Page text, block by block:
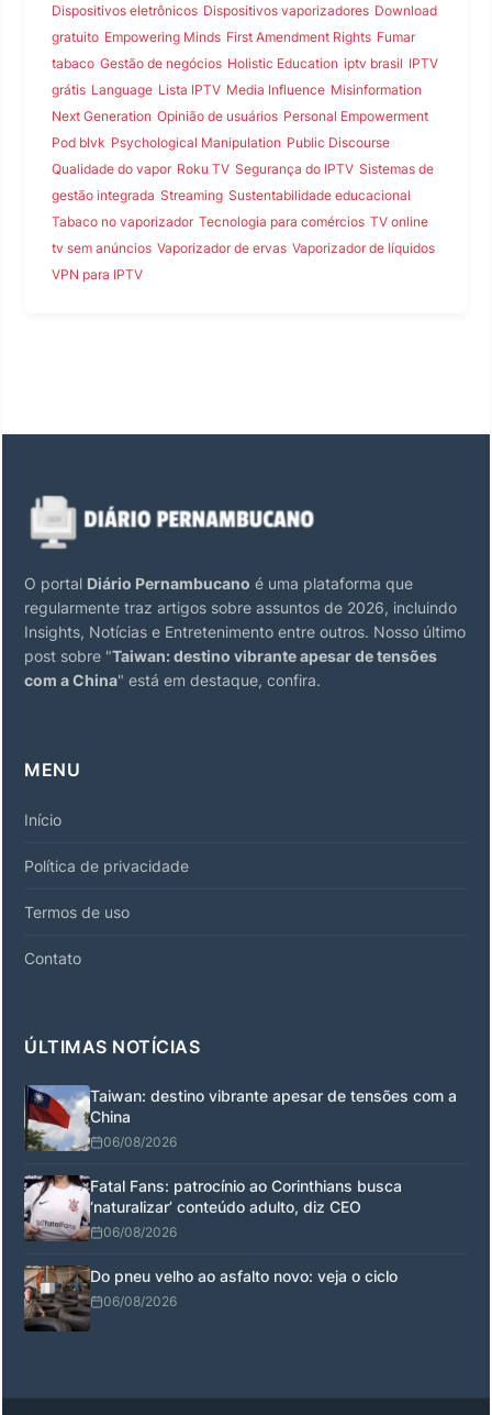
Dispositivos eletrônicos Dispositivos vaporizadores Download
gratuito Empowering Minds First Amendment Rights Fumar
tabaco Gestão de negócios Holistic Education iptv brasil IPTV
grátis Language Lista IPTV Media Influence Misinformation
Next Generation Opinião de usuários Personal Empowerment
Pod blvk Psychological Manipulation Public Discourse
Qualidade do vapor Roku TV Segurança do IPTV Sistemas de
gestão integrada Streaming Sustentabilidade educacional
Tabaco no vaporizador Tecnologia para comércios TV online
tv sem anúncios Vaporizador de ervas Vaporizador de líquidos
VPN para IPTV
O portal Diário Pernambucano é uma plataforma que
regularmente traz artigos sobre assuntos de 2026, incluindo
Insights, Notícias e Entretenimento entre outros. Nosso último
post sobre "Taiwan: destino vibrante apesar de tensões
com a China" está em destaque, confira.
MENU
Início
Política de privacidade
Termos de uso
Contato
ÚLTIMAS NOTÍCIAS
Taiwan: destino vibrante apesar de tensões com a
China
06/08/2026
Fatal Fans: patrocínio ao Corinthians busca
‘naturalizar’ conteúdo adulto, diz CEO
06/08/2026
Do pneu velho ao asfalto novo: veja o ciclo
06/08/2026